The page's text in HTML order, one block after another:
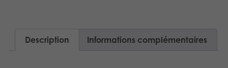
Description Informations complémentaires